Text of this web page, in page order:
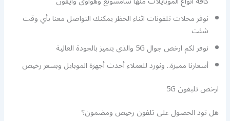
نوفر محلات تلفونات اثناء الحظر يمكنك التواصل معنا بأي وقت
شئت
نوفر لكم ارخص جوال 5G والذي يتميز بالجودة العالية
أسعارنا مميزة.. ونورد للعملاء أحدث أجهزة الموبايل وبسعر رخيص
ارخص تليفون 5G
هل تود الحصول على تلفون رخيص ومضمون؟